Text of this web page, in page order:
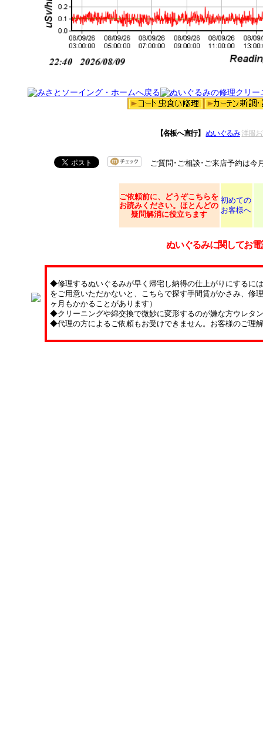
【各板へ直行】 ぬいぐるみ 洋服
ご質問･ご相談･ご来店予約は今
ご依頼前に、どうぞこちらを
お読みください。ほとんどの
疑問解消に役立ちます
初めての
お客様へ
ぬいぐるみに関してお
◆修理するぬいぐるみが早く帰宅し納得の仕上がりにするに
をご用意いただかないと、こちらで探す手間賃がかさみ、修
ヶ月もかかることがあります）
◆クリーニングや綿交換で微妙に変形するのが嫌な方ウレタ
◆代理の方によるご依頼もお受けできません。お客様のご理